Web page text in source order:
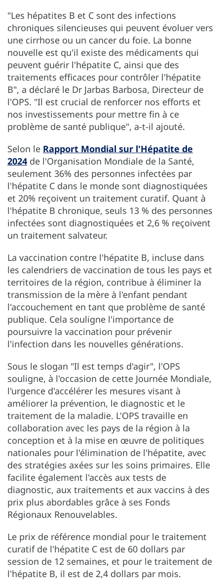
"Les hépatites B et C sont des infections
chroniques silencieuses qui peuvent évoluer vers
une cirrhose ou un cancer du foie. La bonne
nouvelle est qu'il existe des médicaments qui
peuvent guérir l'hépatite C, ainsi que des
traitements efficaces pour contrôler l'hépatite
B", a déclaré le Dr Jarbas Barbosa, Directeur de
l'OPS. "Il est crucial de renforcer nos efforts et
nos investissements pour mettre fin à ce
problème de santé publique", a-t-il ajouté.
Selon le Rapport Mondial sur l'Hépatite de
2024 de l'Organisation Mondiale de la Santé,
seulement 36% des personnes infectées par
l'hépatite C dans le monde sont diagnostiquées
et 20% reçoivent un traitement curatif. Quant à
l'hépatite B chronique, seuls 13 % des personnes
infectées sont diagnostiquées et 2,6 % reçoivent
un traitement salvateur.
La vaccination contre l'hépatite B, incluse dans
les calendriers de vaccination de tous les pays et
territoires de la région, contribue à éliminer la
transmission de la mère à l'enfant pendant
l'accouchement en tant que problème de santé
publique. Cela souligne l'importance de
poursuivre la vaccination pour prévenir
l'infection dans les nouvelles générations.
Sous le slogan "Il est temps d'agir", l'OPS
souligne, à l'occasion de cette Journée Mondiale,
l'urgence d'accélérer les mesures visant à
améliorer la prévention, le diagnostic et le
traitement de la maladie. L'OPS travaille en
collaboration avec les pays de la région à la
conception et à la mise en œuvre de politiques
nationales pour l'élimination de l'hépatite, avec
des stratégies axées sur les soins primaires. Elle
facilite également l'accès aux tests de
diagnostic, aux traitements et aux vaccins à des
prix plus abordables grâce à ses Fonds
Régionaux Renouvelables.
Le prix de référence mondial pour le traitement
curatif de l'hépatite C est de 60 dollars par
session de 12 semaines, et pour le traitement de
l'hépatite B, il est de 2,4 dollars par mois.